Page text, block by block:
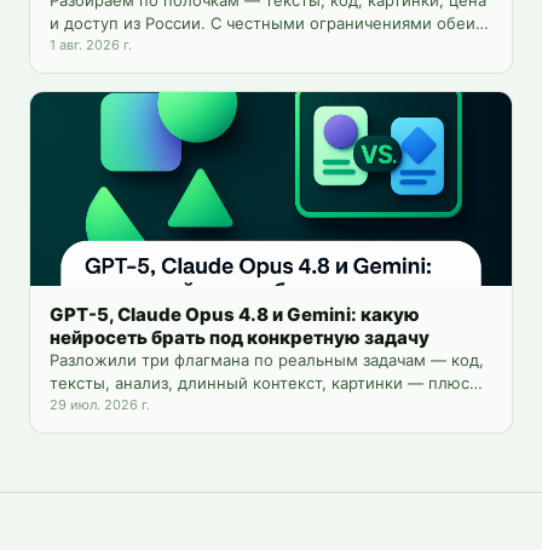
и доступ из России. С честными ограничениями обеих
моделей и способом пользоваться обеими сразу.
1 авг. 2026 г.
GPT-5, Claude Opus 4.8 и Gemini: какую
нейросеть брать под конкретную задачу
Разложили три флагмана по реальным задачам — код,
тексты, анализ, длинный контекст, картинки — плюс
цены и доступ из России.
29 июл. 2026 г.